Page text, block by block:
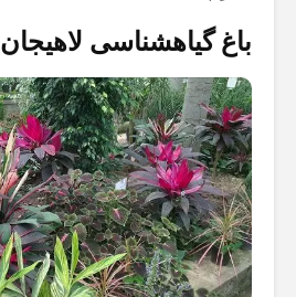
باغ گیاهشناسی لاهیجان